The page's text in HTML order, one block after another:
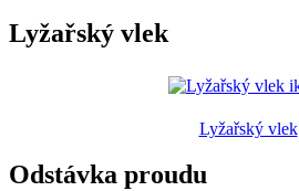
Lyžařský vlek
Lyžařský vlek
Odstávka proudu